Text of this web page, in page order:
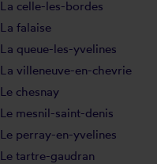
La celle-les-bordes
La falaise
La queue-les-yvelines
La villeneuve-en-chevrie
Le chesnay
Le mesnil-saint-denis
Le perray-en-yvelines
Le tartre-gaudran